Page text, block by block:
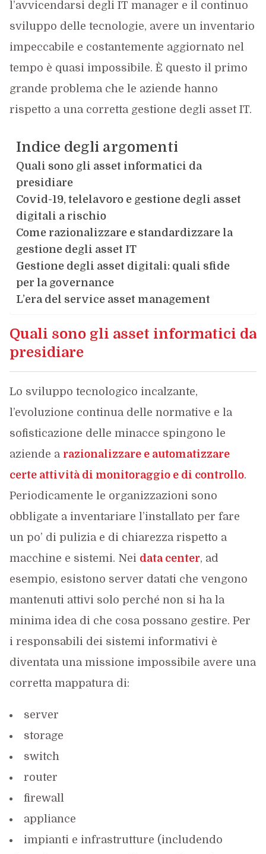
l’avvicendarsi degli IT manager e il continuo
sviluppo delle tecnologie, avere un inventario
impeccabile e costantemente aggiornato nel
tempo è quasi impossibile. È questo il primo
grande problema che le aziende hanno
rispetto a una corretta gestione degli asset IT.
Indice degli argomenti
Quali sono gli asset informatici da
presidiare
Covid-19, telelavoro e gestione degli asset
digitali a rischio
Come razionalizzare e standardizzare la
gestione degli asset IT
Gestione degli asset digitali: quali sfide
per la governance
L’era del service asset management
Quali sono gli asset informatici da
presidiare
Lo sviluppo tecnologico incalzante,
l’evoluzione continua delle normative e la
sofisticazione delle minacce spingono le
aziende a razionalizzare e automatizzare
certe attività di monitoraggio e di controllo.
Periodicamente le organizzazioni sono
obbligate a inventariare l’installato per fare
un po’ di pulizia e di chiarezza rispetto a
macchine e sistemi. Nei data center, ad
esempio, esistono server datati che vengono
mantenuti attivi solo perché non si ha la
minima idea di che cosa possano gestire. Per
i responsabili dei sistemi informativi è
diventata una missione impossibile avere una
corretta mappatura di:
server
storage
switch
router
firewall
appliance
impianti e infrastrutture (includendo